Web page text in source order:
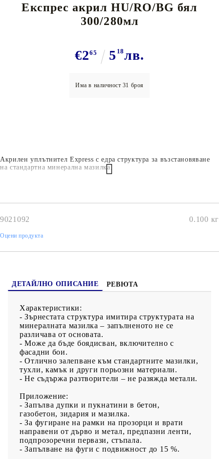
Експрес акрил HU/RO/BG бял
300/280мл
€265 5 18лв.
Има в наличност 31 броя
Акрилен уплътнител Express с едра структура за възстановяване
на стандартна минерална мазилка.
9021092 0.100 кг
Оцени продукта
ДЕТАЙЛНО ОПИСАНИЕ РЕВЮТА
Характеристики:
- Зърнестата структура имитира структурата на
минералната мазилка – запълненото не се
различава от основата.
- Може да бъде боядисван, включително с
фасадни бои.
- Отлично залепване към стандартните мазилки,
тухли, камък и други порьозни материали.
- Не съдържа разтворители – не разяжда метали.
Приложение:
- Запълва дупки и пукнатини в бетон,
газобетон, зидария и мазилка.
- За фугиране на рамки на прозорци и врати
направени от дърво и метал, предпазни ленти,
подпрозоречни первази, стъпала.
- Запълване на фуги с подвижност до 15 %.